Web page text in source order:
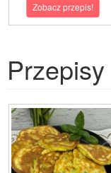
Zobacz przepis!